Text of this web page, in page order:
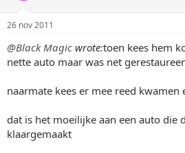
26 nov 2011
@Black Magic wrote:toen kees hem
nette auto maar was net
naarmate kees er mee reed kwamen
dat is het moeilijke aan een auto die
klaargemaakt